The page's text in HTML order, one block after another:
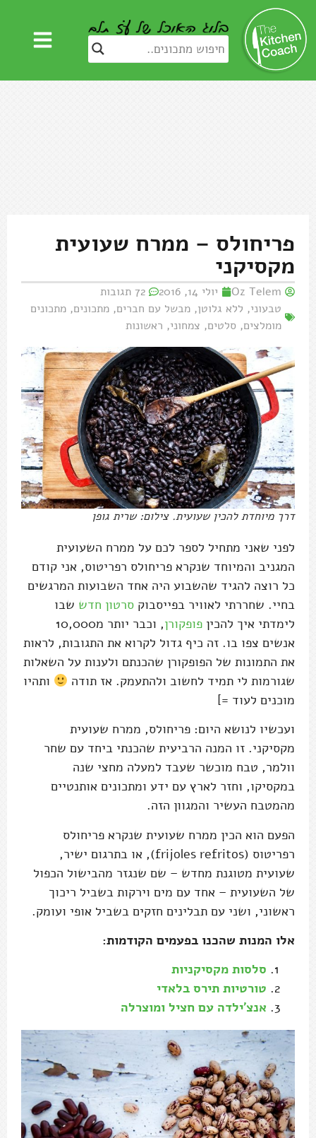
פריחולס – ממרח שעועית
מקסיקני
Oz Telem יולי 14, 2016
72 תגובות
טבעוני, ללא גלוטן, מבשל עם חברים, מתכונים, מתכונים
מומלצים, סלטים, צמחוני, ראשונות
דרך מיוחדת להכין שעועית. צילום: שרית גופן
לפני שאני מתחיל לספר לכם על ממרח השעועית
המגניב והמיוחד שנקרא פריחולס רפריטוס, אני קודם
כל רוצה להגיד שהשבוע היה אחד השבועות המרגשים
בחיי. שחררתי לאוויר בפייסבוק סרטון חדש שבו
לימדתי איך להכין פופקורן
, וכבר יותר מ10,000
אנשים צפו בו. זה כיף גדול לקרוא את התגובות, לראות
את התמונות של הפופקורן שהכנתם ולענות על השאלות
שגורמות לי תמיד לחשוב ולהתעמק. אז תודה
ותהיו
מוכנים לעוד =]
ועכשיו לנושא היום: פריחולס, ממרח שעועית
מקסיקני. זו המנה הרביעית שהכנתי ביחד עם שחר
וולמר, טבח מוכשר שעבד למעלה מחצי שנה
במקסיקו, וחזר לארץ עם ידע ומתכונים אותנטיים
מהמטבח העשיר והמגוון הזה.
הפעם הוא הכין ממרח שעועית שנקרא פריחולס
רפריטוס (frijoles refritos), או בתרגום ישיר,
שעועית מטוגנת מחדש – שם שנגזר מהבישול הכפול
של השעועית – אחד עם מים וירקות בשביל ריכוך
ראשוני, ושני עם תבלינים חזקים בשביל אופי ועומק.
אלו המנות שהכנו בפעמים הקודמות:
סלסות מקסיקניות
טורטיות תירס בלאדי
אנצ'ילדה עם חציל ומוצרלה